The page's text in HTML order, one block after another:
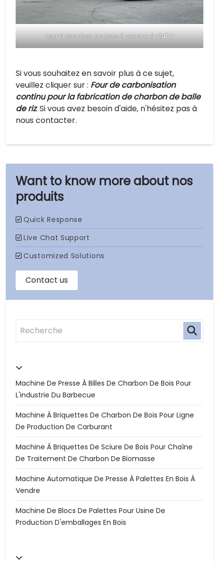
nos
produits
Machine De Presse À Billes De Charbon De Bois Pour
L'industrie Du Barbecue
Machine À Briquettes De Charbon De Bois Pour Ligne
De Production De Carburant
Machine À Briquettes De Sciure De Bois Pour Chaîne
De Traitement De Charbon De Biomasse
Machine Automatique De Presse À Palettes En Bois À
Vendre
Machine De Blocs De Palettes Pour Usine De
Production D'emballages En Bois
four à charbon de bois à vendre àCuba
Si vous souhaitez en savoir plus à ce sujet,
veuillez cliquer sur : Four de carbonisation
continu pour la fabrication de charbon de balle
de riz. Si vous avez besoin d'aide, n'hésitez pas à
nous contacter.